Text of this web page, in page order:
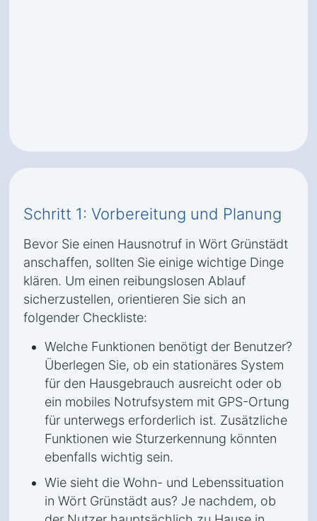
Schritt 1: Vorbereitung und Planung
Bevor Sie einen Hausnotruf in Wört Grünstädt
anschaffen, sollten Sie einige wichtige Dinge
klären. Um einen reibungslosen Ablauf
sicherzustellen, orientieren Sie sich an
folgender Checkliste:
Welche Funktionen benötigt der Benutzer?
Überlegen Sie, ob ein stationäres System
für den Hausgebrauch ausreicht oder ob
ein mobiles Notrufsystem mit GPS-Ortung
für unterwegs erforderlich ist. Zusätzliche
Funktionen wie Sturzerkennung könnten
ebenfalls wichtig sein.
Wie sieht die Wohn- und Lebenssituation
in Wört Grünstädt aus? Je nachdem, ob